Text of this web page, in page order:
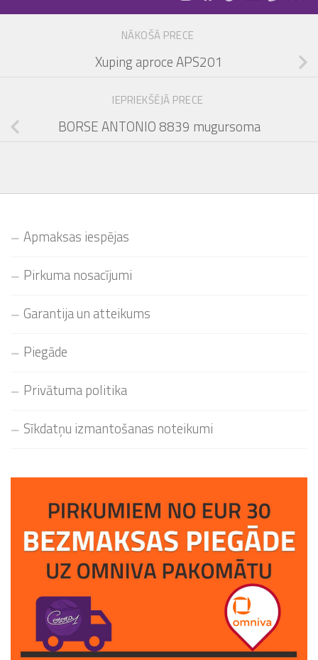
NĀKOŠĀ PRECE
Xuping aproce APS201
IEPRIEKŠĒJĀ PRECE
BORSE ANTONIO 8839 mugursoma
Apmaksas iespējas
Pirkuma nosacījumi
Garantija un atteikums
Piegāde
Privātuma politika
Sīkdatņu izmantošanas noteikumi